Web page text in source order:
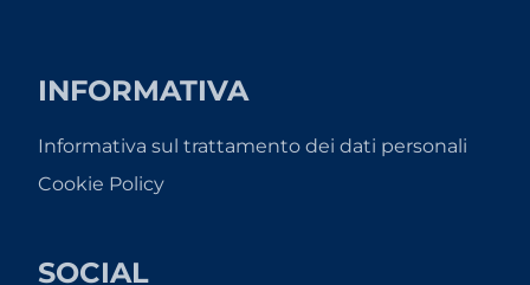
INFORMATIVA
Informativa sul trattamento dei dati personali
Cookie Policy
SOCIAL